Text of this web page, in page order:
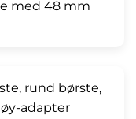
med 48 mm
rund børste,
adapter